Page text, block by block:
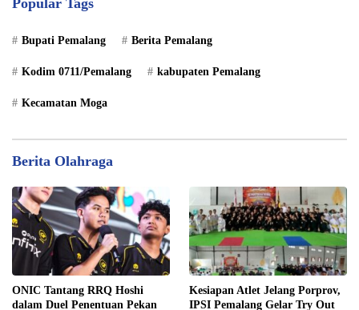
Popular Tags
Bupati Pemalang Berita Pemalang
Kodim 0711/Pemalang kabupaten Pemalang
Kecamatan Moga
Berita Olahraga
ONIC Tantang RRQ Hoshi
dalam Duel Penentuan Pekan
Kesiapan Atlet Jelang Porprov,
IPSI Pemalang Gelar Try Out